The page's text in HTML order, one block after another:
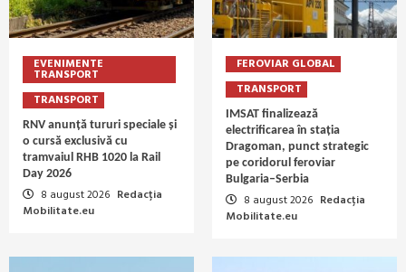
EVENIMENTE
TRANSPORT
TRANSPORT
RNV anunță tururi speciale și
o cursă exclusivă cu
tramvaiul RHB 1020 la Rail
Day 2026
8 august 2026 Redacția
Mobilitate.eu
FEROVIAR GLOBAL
TRANSPORT
IMSAT finalizează
electrificarea în stația
Dragoman, punct strategic
pe coridorul feroviar
Bulgaria–Serbia
8 august 2026 Redacția
Mobilitate.eu